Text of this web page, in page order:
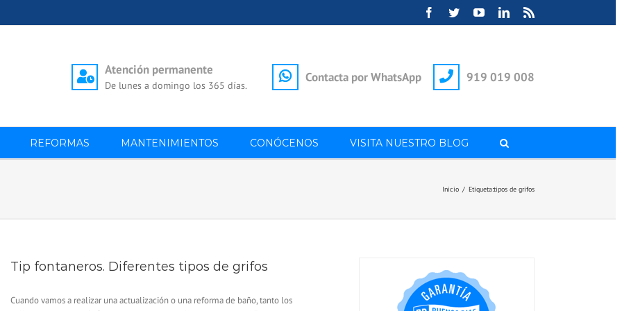
Facebook
TwitterYouTubeLinkedIn
Rss
Atención permanente
De lunes a domingo los 365 días.
Contacta por WhatsApp 919 019 008
REFORMAS MANTENIMIENTOS CONÓCENOS VISITA NUESTRO BLOG
Inicio / Etiqueta:tipos de grifos
Tip fontaneros. Diferentes tipos de grifos
Cuando vamos a realizar una actualización o una reforma de baño, tanto los